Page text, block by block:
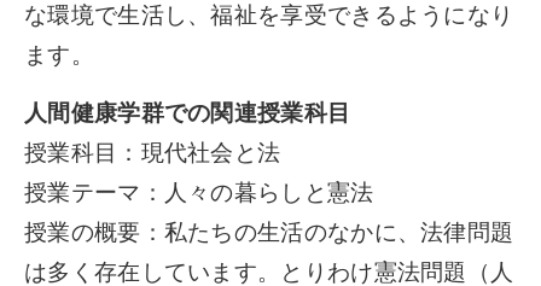
な環境で生活し、福祉を享受できるようになり
ます。
人間健康学群での関連授業科目
授業科目：現代社会と法
授業テーマ：人々の暮らしと憲法
授業の概要：私たちの生活のなかに、法律問題
は多く存在しています。とりわけ憲法問題（人